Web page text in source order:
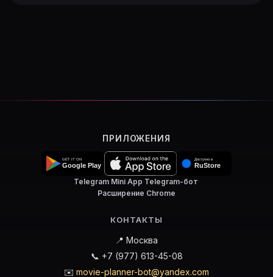
ПРИЛОЖЕНИЯ
Telegram Mini App·Telegram-бот·
Расширение Chrome
КОНТАКТЫ
📍 Москва
📞 +7 (977) 613-45-08
✉️ movie-planner-bot@yandex.com